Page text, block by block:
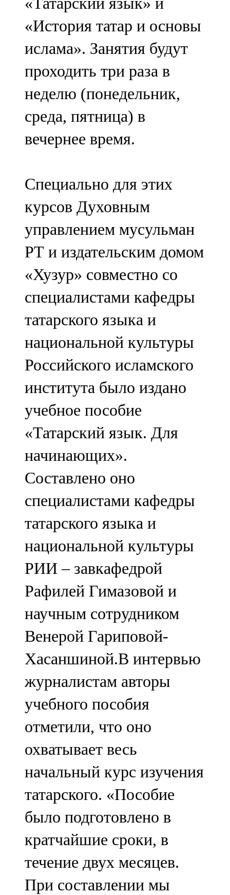
«История татар и основы
ислама». Занятия будут
проходить три раза в
неделю (понедельник,
среда, пятница) в
вечернее время.
Специально для этих
курсов Духовным
управлением мусульман
РТ и издательским домом
«Хузур» совместно со
специалистами кафедры
татарского языка и
национальной культуры
Российского исламского
института было издано
учебное пособие
«Татарский язык. Для
начинающих».
Составлено оно
специалистами кафедры
татарского языка и
национальной культуры
РИИ – завкафедрой
Рафилей Гимазовой и
научным сотрудником
Венерой Гариповой-
Хасаншиной.В интервью
журналистам авторы
учебного пособия
отметили, что оно
охватывает весь
начальный курс изучения
татарского. «Пособие
было подготовлено в
кратчайшие сроки, в
течение двух месяцев.
При составлении мы